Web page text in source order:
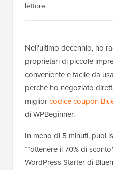
lettore
Nell'ultimo decennio, ho
proprietari di piccole
conveniente e facile da
perché ho negoziato
migliorcodice coupon
di WPBeginner.
In meno di 5 minuti, puoi
**ottenere il 70% di
WordPress Starter di